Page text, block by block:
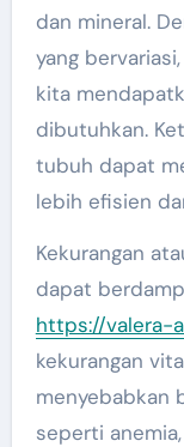
dan mineral.
yang
kita
dibutuhkan.
tubuh dapat
lebih efisien
Kekurangan
dapat
https://valera-
kekurangan
menyebabkan
seperti